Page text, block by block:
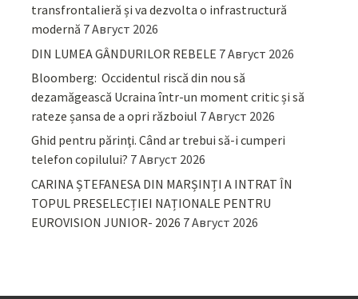
transfrontalieră și va dezvolta o infrastructură
modernă 7 Август 2026
DIN LUMEA GÂNDURILOR REBELE 7 Август 2026
Bloomberg: Occidentul riscă din nou să
dezamăgească Ucraina într-un moment critic și să
rateze șansa de a opri războiul 7 Август 2026
Ghid pentru părinţi. Când ar trebui să-i cumperi
telefon copilului? 7 Август 2026
CARINA ȘTEFANESA DIN MARȘINȚI A INTRAT ÎN
TOPUL PRESELECȚIEI NAȚIONALE PENTRU
EUROVISION JUNIOR- 2026 7 Август 2026